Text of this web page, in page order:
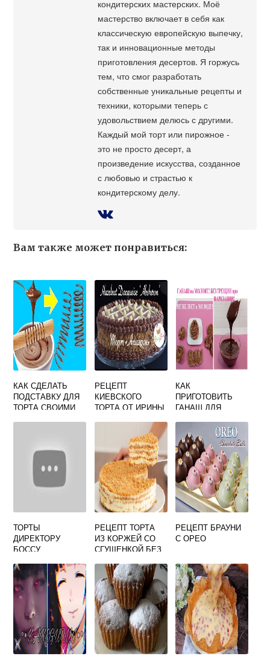
кондитерских мастерских. Моё
мастерство включает в себя как
классическую европейскую выпечку,
так и инновационные методы
приготовления десертов. Я горжусь
тем, что смог разработать
собственные уникальные рецепты и
техники, которыми теперь с
удовольствием делюсь с другими.
Каждый мой торт или пирожное -
это не просто десерт, а
произведение искусства, созданное
с любовью и страстью к
кондитерскому делу.
Вам также может понравиться:
КАК СДЕЛАТЬ
ПОДСТАВКУ ДЛЯ
ТОРТА СВОИМИ
РЕЦЕПТ
КИЕВСКОГО
ТОРТА ОТ ИРИНЫ
КАК
ПРИГОТОВИТЬ
ГАНАШ ДЛЯ
ДОМАШНИХ
УСЛОВИЯХ ИЗ
ШОКОЛАДА БЕЗ
СЛИВОК
ТОРТЫ
ДИРЕКТОРУ
БОССУ
РЕЦЕПТ ТОРТА
ИЗ КОРЖЕЙ СО
СГУЩЕНКОЙ БЕЗ
РЕЦЕПТ БРАУНИ
С ОРЕО